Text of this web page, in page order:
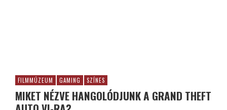
FILMMÚZEUM GAMING SZÍNES
MIKET NÉZVE HANGOLÓDJUNK A GRAND THEFT